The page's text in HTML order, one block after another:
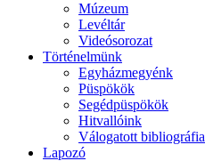
Múzeum
Levéltár
Videósorozat
Történelmünk
Egyházmegyénk
Püspökök
Segédpüspökök
Hitvallóink
Válogatott bibliográfia
Lapozó